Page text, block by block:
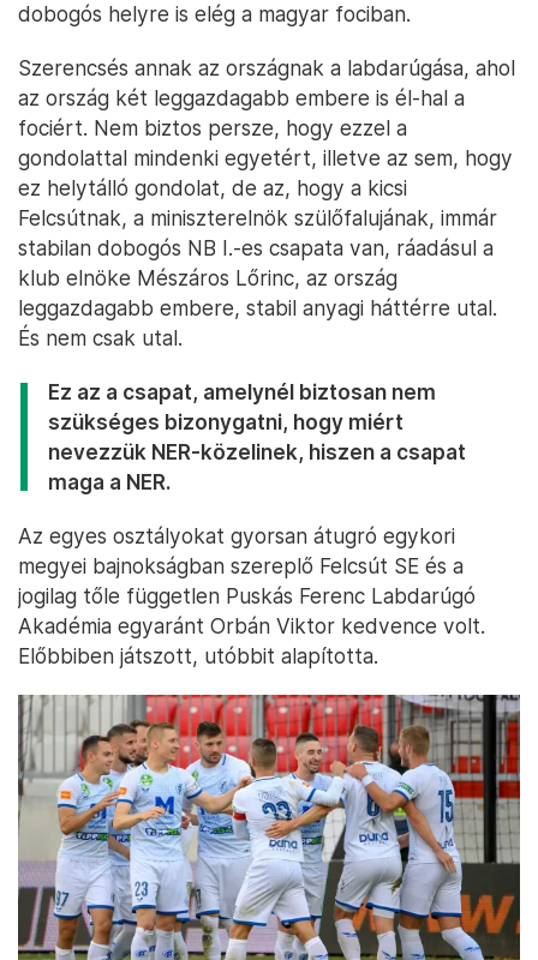
dobogós helyre is elég a magyar fociban.
Szerencsés annak az országnak a labdarúgása, ahol
az ország két leggazdagabb embere is él-hal a
fociért. Nem biztos persze, hogy ezzel a
gondolattal mindenki egyetért, illetve az sem, hogy
ez helytálló gondolat, de az, hogy a kicsi
Felcsútnak, a miniszterelnök szülőfalujának, immár
stabilan dobogós NB I.-es csapata van, ráadásul a
klub elnöke Mészáros Lőrinc, az ország
leggazdagabb embere, stabil anyagi háttérre utal.
És nem csak utal.
Ez az a csapat, amelynél biztosan nem
szükséges bizonygatni, hogy miért
nevezzük NER-közelinek, hiszen a csapat
maga a NER.
Az egyes osztályokat gyorsan átugró egykori
megyei bajnokságban szereplő Felcsút SE és a
jogilag tőle független Puskás Ferenc Labdarúgó
Akadémia egyaránt Orbán Viktor kedvence volt.
Előbbiben játszott, utóbbit alapította.